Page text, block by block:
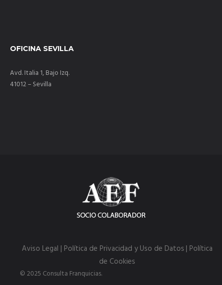
OFICINA SEVILLA
Avd. Italia 1, Bajo Izq.
41012 – Sevilla
Aviso Legal | Política de Privacidad y Uso de Datos | Política
de Cookies
© 2025 Consulta Franquicias.